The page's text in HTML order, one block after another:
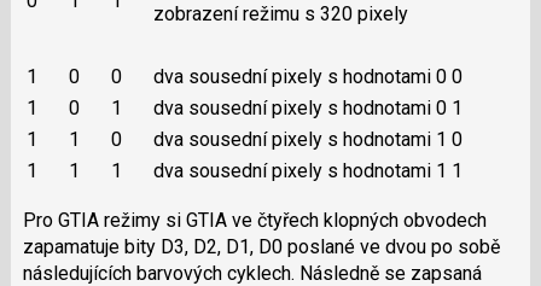
zobrazení režimu s 320 pixely
1 0 0
dva sousední pixely s hodnotami 0 0
1
0 1
dva sousední pixely s hodnotami 0 1
1
1 0
dva sousední pixely s hodnotami 1 0
1
1 1 dva sousední pixely s hodnotami 1 1
Pro GTIA režimy si GTIA ve čtyřech klopných obvodech
zapamatuje bity D3, D2, D1, D0 poslané ve dvou po sobě
následujících barvových cyklech. Následně se zapsaná